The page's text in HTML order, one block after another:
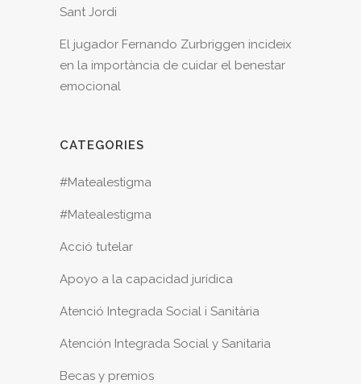
Sant Jordi
El jugador Fernando Zurbriggen incideix
en la importància de cuidar el benestar
emocional
CATEGORIES
#Matealestigma
#Matealestigma
Acció tutelar
Apoyo a la capacidad jurídica
Atenció Integrada Social i Sanitària
Atención Integrada Social y Sanitaria
Becas y premios